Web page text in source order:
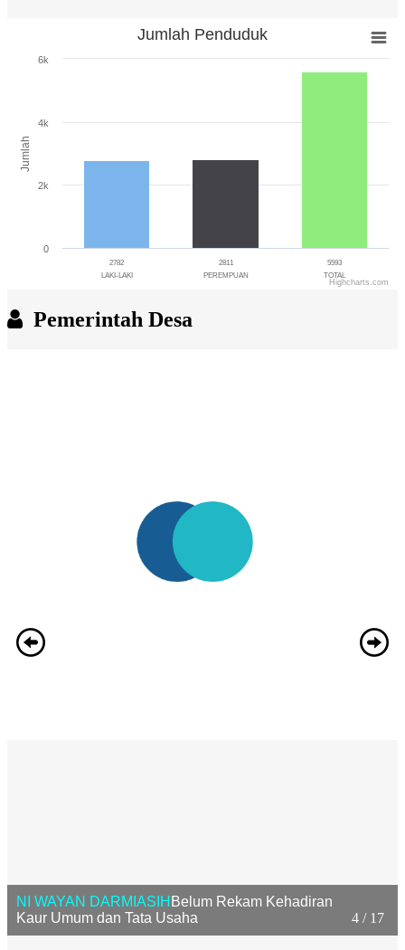
Jumlah
Jumlah Penduduk
2782
LAKI-LAKI
2811
PEREMPUAN
5593
TOTAL
0
2k
4k
6k
Highcharts.com
Pemerintah Desa
4 / 17
NI WAYAN DARMIASIH Belum Rekam Kehadiran
Kaur Umum dan Tata Usaha